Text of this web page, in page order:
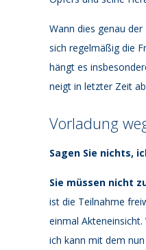
Wann dies genau
sich regelmäßig die
hängt es
neigt in letzter Zeit
Vorladung
Sagen Sie nichts,
Sie müssen nicht
ist die Teilnahme
einmal
ich kann mit dem